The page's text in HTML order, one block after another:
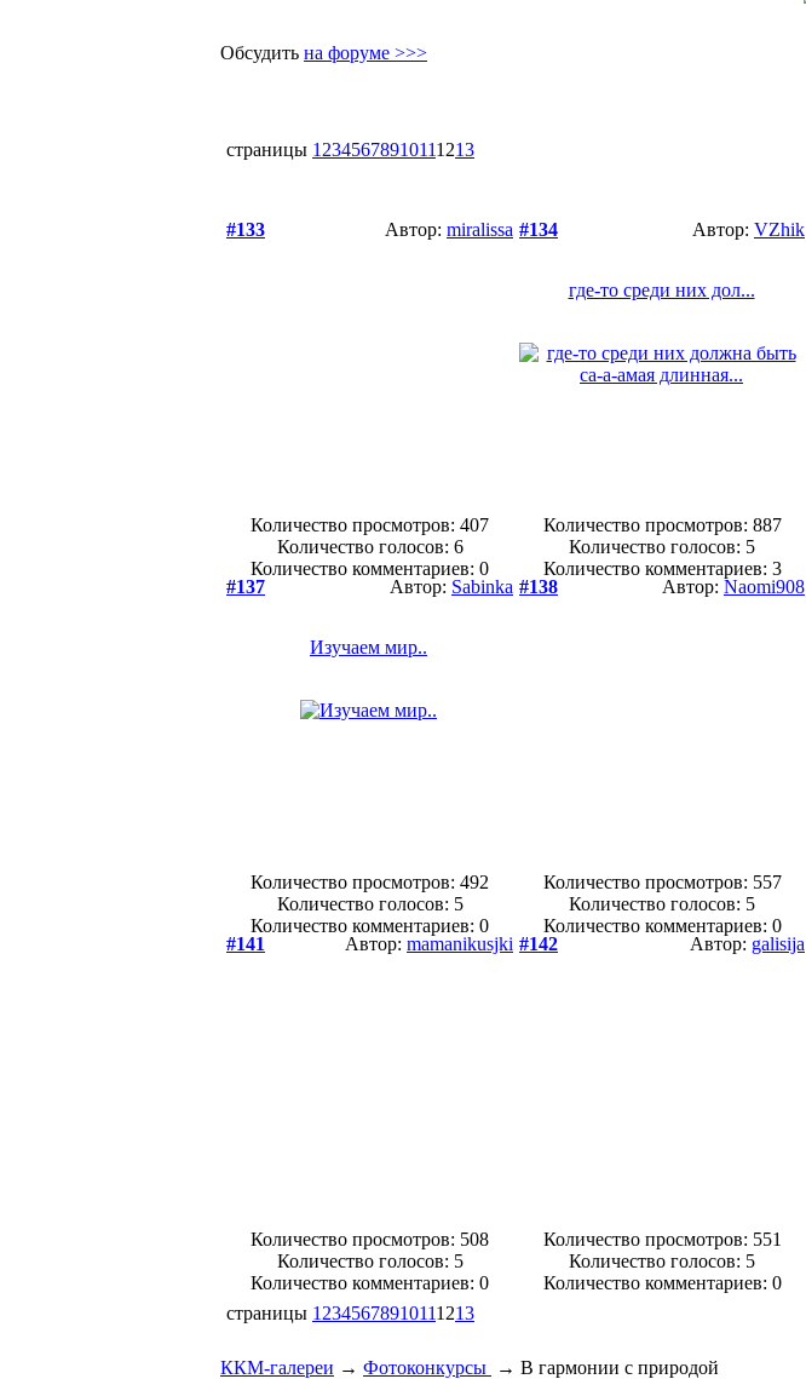
Обсудить на форуме >>>
страницы 1 2345678910111213
#133 Автор: miralissa
Количество просмотров: 407
Количество голосов: 6
Количество комментариев: 0
#134 Автор: VZhik
где-то среди них дол...
Количество просмотров: 887
Количество голосов: 5
Количество комментариев: 3
#137
Автор: Sabinka
Изучаем мир..
Количество просмотров: 492
Количество голосов: 5
Количество комментариев: 0
#138 Автор: Naomi908
Количество просмотров: 557
Количество голосов: 5
Количество комментариев: 0
#141
Автор: mamanikusjki
Количество просмотров: 508
Количество голосов: 5
Количество комментариев: 0
#142 Автор: galisija
Количество просмотров: 551
Количество голосов: 5
Количество комментариев: 0
страницы 1 2345678910111213
ККМ-галереи → Фотоконкурсы → В гармонии с природой